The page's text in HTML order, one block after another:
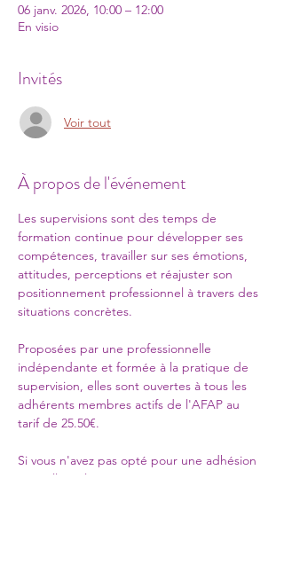
06 janv. 2026, 10:00 – 12:00
En visio
Invités
Voir tout
À propos de l'événement
Les supervisions sont des temps de
formation continue pour développer ses
compétences, travailler sur ses émotions,
attitudes, perceptions et réajuster son
positionnement professionnel à travers des
situations concrètes.
Proposées par une professionnelle
indépendante et formée à la pratique de
supervision, elles sont ouvertes à tous les
adhérents membres actifs de l'AFAP au
tarif de 25.50€.
Si vous n'avez pas opté pour une adhésion
annuelle incluant 1 supervision, vous